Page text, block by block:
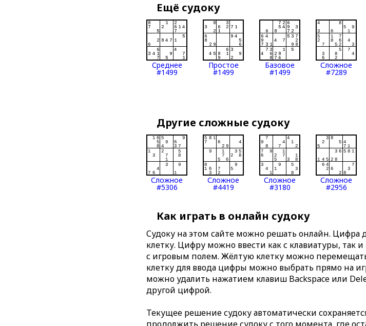
Ещё судоку
Среднее
#1499
Простое
#1499
Базовое
#1499
Сложное
#7289
Другие сложные судоку
Сложное
#5306
Сложное
#4419
Сложное
#3180
Сложное
#2956
Как играть в онлайн судоку
Судоку на этом сайте можно решать онлайн.
клетку. Цифру можно ввести как с клавиатуры, так
с игровым полем. Жёлтую клетку можно
клетку для ввода цифры можно выбрать прямо на
можно удалить нажатием клавиш Backspace или
другой цифрой.
Текущее решение судоку автоматически